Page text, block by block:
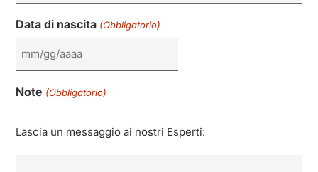
Data di nascita (Obbligatorio)
Note (Obbligatorio)
Lascia un messaggio ai nostri Esperti: